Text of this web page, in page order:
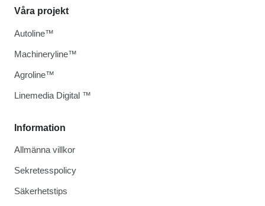
Information
Allmänna villkor
Sekretesspolicy
Säkerhetstips
Våra projekt
Autoline™
Machineryline™
Agroline™
Linemedia Digital ™